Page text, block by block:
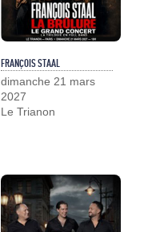
FRANÇOIS STAAL
dimanche 21 mars
2027
Le Trianon